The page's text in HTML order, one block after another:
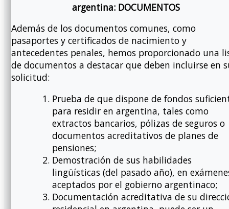
argentina: DOCUMENTOS
Además de los documentos comunes, como
pasaportes y certificados de nacimiento y
antecedentes penales, hemos proporcionado una
de documentos a destacar que deben incluirse en
solicitud:
Prueba de que dispone de fondos
para residir en argentina, tales como
extractos bancarios, pólizas de seguros o
documentos acreditativos de planes de
pensiones;
Demostración de sus habilidades
lingüísticas (del pasado año), en
aceptados por el gobierno argentinaco;
Documentación acreditativa de su